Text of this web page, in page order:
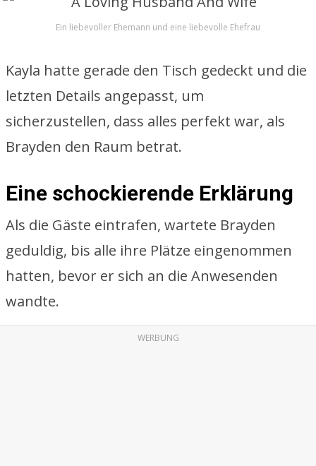
Ein liebevoller Ehemann und eine liebevolle Ehefrau
Kayla hatte gerade den Tisch gedeckt und die
letzten Details angepasst, um
sicherzustellen, dass alles perfekt war, als
Brayden den Raum betrat.
Eine schockierende Erklärung
Als die Gäste eintrafen, wartete Brayden
geduldig, bis alle ihre Plätze eingenommen
hatten, bevor er sich an die Anwesenden
wandte.
WERBUNG